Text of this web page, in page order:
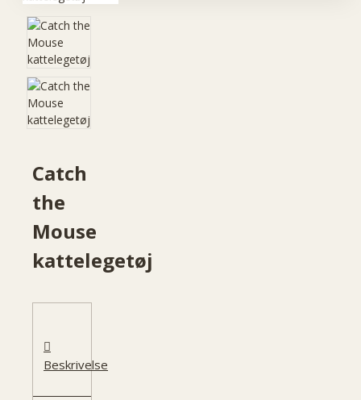
Catch
the
Mouse
kattelegetøj
Beskrivelse